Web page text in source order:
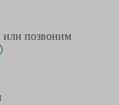
или позвоним